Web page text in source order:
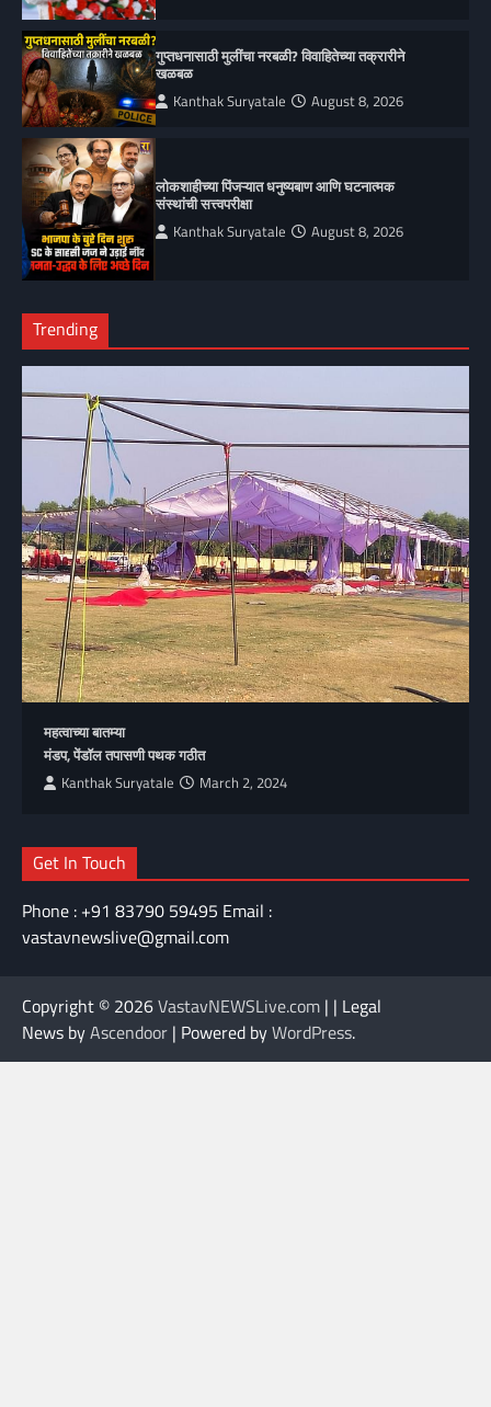
गुप्तधनासाठी मुलींचा नरबळी? विवाहितेच्या तक्रारीने
खळबळ
Kanthak Suryatale August 8, 2026
लोकशाहीच्या पिंजऱ्यात धनुष्यबाण आणि घटनात्मक
संस्थांची सत्त्वपरीक्षा
Kanthak Suryatale August 8, 2026
Trending
महत्वाच्या बातम्या
मंडप, पेंडॉल तपासणी पथक गठीत
Kanthak Suryatale March 2, 2024
Get In Touch
Phone : +91 83790 59495 Email :
vastavnewslive@gmail.com
Copyright © 2026VastavNEWSLive.com | | Legal
News byAscendoor | Powered byWordPress.